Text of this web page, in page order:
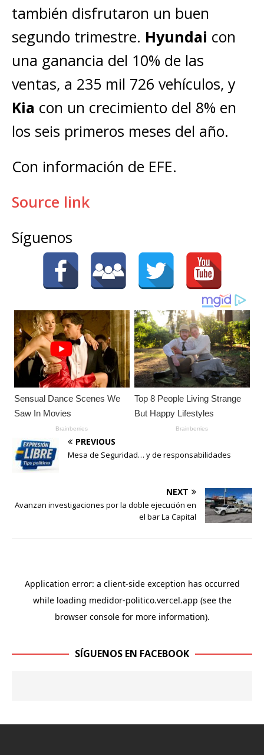
también disfrutaron un buen
segundo trimestre. Hyundai con
una ganancia del 10% de las
ventas, a 235 mil 726 vehículos, y
Kia con un crecimiento del 8% en
los seis primeros meses del año.
Con información de EFE.
Source link
Síguenos
PREVIOUS
Mesa de Seguridad… y de responsabilidades
NEXT
Avanzan investigaciones por la doble ejecución en
el bar La Capital
SÍGUENOS EN FACEBOOK